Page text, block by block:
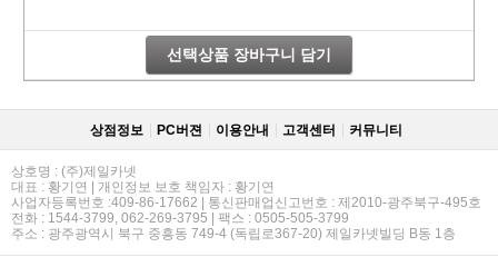
구매
선택상품 장바구니 담기
상점정보 PC버젼 이용안내 고객센터 커뮤니티
상호명 : (주)제일카넷
대표 : 황기연 | 개인정보 보호 책임자 : 황기연
사업자등록번호 :409-86-17662 | 통신판매업신고번호 : 제2010-광주북구-495호
전화 : 1544-3799, 062-269-3795 | 팩스 : 0505-505-3799
주소 : 광주광역시 북구 중흥동 749-4 (독립로367-20) 제일카넷빌딩 B동 1층